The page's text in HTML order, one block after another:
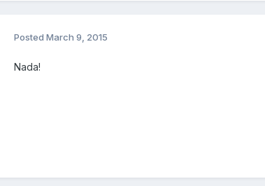
Posted March 9, 2015
Nada!